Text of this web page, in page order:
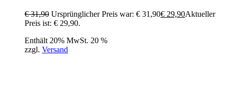
€31,90 Ursprünglicher Preis war: € 31,90€ 29,90Aktueller
Preis ist: € 29,90.
Enthält 20% MwSt. 20 %
zzgl. Versand